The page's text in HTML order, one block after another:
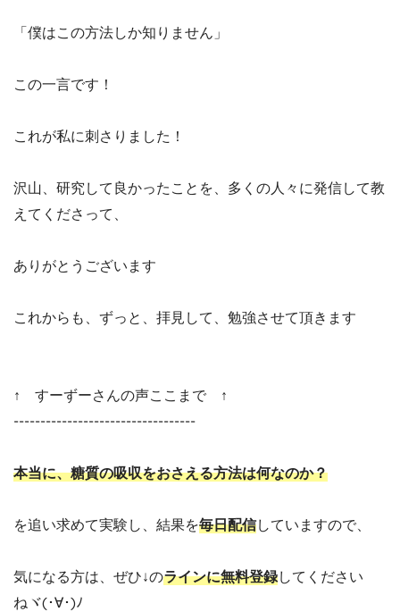
「僕はこの方法しか知りません」
この一言です！
これが私に刺さりました！
沢山、研究して良かったことを、多くの人々に発信して教
えてくださって、
ありがとうございます
これからも、ずっと、拝見して、勉強させて頂きます
↑ すーずーさんの声ここまで ↑
----------------------------------
本当に、糖質の吸収をおさえる方法は何なのか？
を追い求めて実験し、結果を毎日配信していますので、
気になる方は、ぜひ↓のラインに無料登録してください
ねヾ(･∀･)ﾉ